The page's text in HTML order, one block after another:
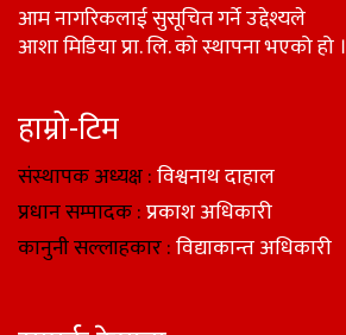
आम नागरिकलाई सुसूचित गर्ने उद्देश्यले
आशा मिडिया प्रा. लि. को स्थापना भएको हो ।
हाम्रो-टिम
संस्थापक अध्यक्ष :विश्वनाथ दाहाल
प्रधान सम्पादक :प्रकाश अधिकारी
कानुनी सल्लाहकार :विद्याकान्त अधिकारी